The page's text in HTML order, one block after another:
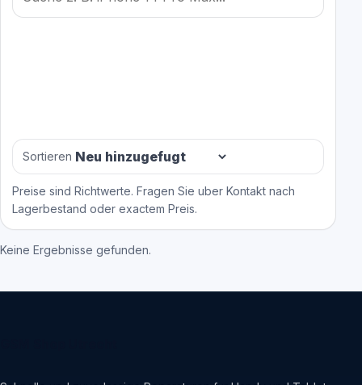
Sortieren
Preise sind Richtwerte. Fragen Sie uber Kontakt nach
Lagerbestand oder exactem Preis.
Keine Ergebnisse gefunden.